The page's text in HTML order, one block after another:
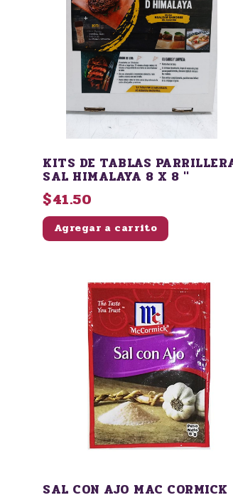
KITS DE TABLAS
SAL HIMALAYA 8 X 8 "
$41.50
Agregar a carrito
SAL CON AJO MAC CORMICK